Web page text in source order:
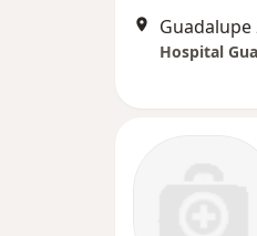
Guadalupe
Hospital